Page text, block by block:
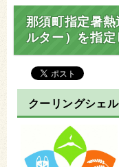
那須町指定暑
ルター）を指定
クーリングシェ